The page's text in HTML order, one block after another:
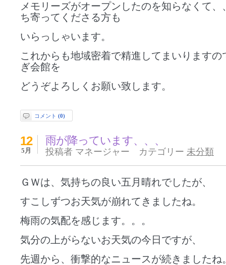
メモリーズがオープンしたのを知らなくて、
ち寄ってくださる方も
いらっしゃいます。
これからも地域密着で精進してまいりますの
ぎ会館を
どうぞよろしくお願い致します。
コメント (0)
雨が降っています、、、
12
5月 投稿者 マネージャー カテゴリー 未分類
ＧＷは、気持ちの良い五月晴れでしたが、
すこしずつお天気が崩れてきましたね。
梅雨の気配を感じます。。。
気分の上がらないお天気の今日ですが、
先週から、衝撃的なニュースが続きましたね